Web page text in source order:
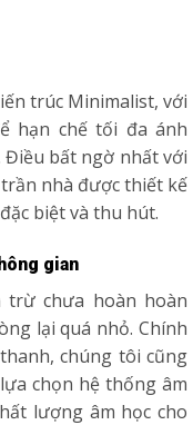
trúc Minimalist, với
hạn chế tối đa ánh
Điều bất ngờ nhất với
nhà được thiết kế
biệt và thu hút.
gian
trừ chưa hoàn hoàn
lại quá nhỏ. Chính
chúng tôi cũng
chọn hệ thống âm
lượng âm học cho